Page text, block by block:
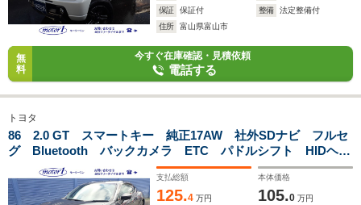
保証
保証付 整備
法定整備付
住所
富山県富山市
無
料
今すぐ在庫確認・見積依頼
電話する
トヨタ
86 2.0 GT スマートキー 純正17AW 社外SDナビ フルセ
グ Bluetooth バックカメラ ETC パドルシフト HIDヘッ
ドライト FOGランプ
支払総額
125.4 万円
本体価格
105.0 万円